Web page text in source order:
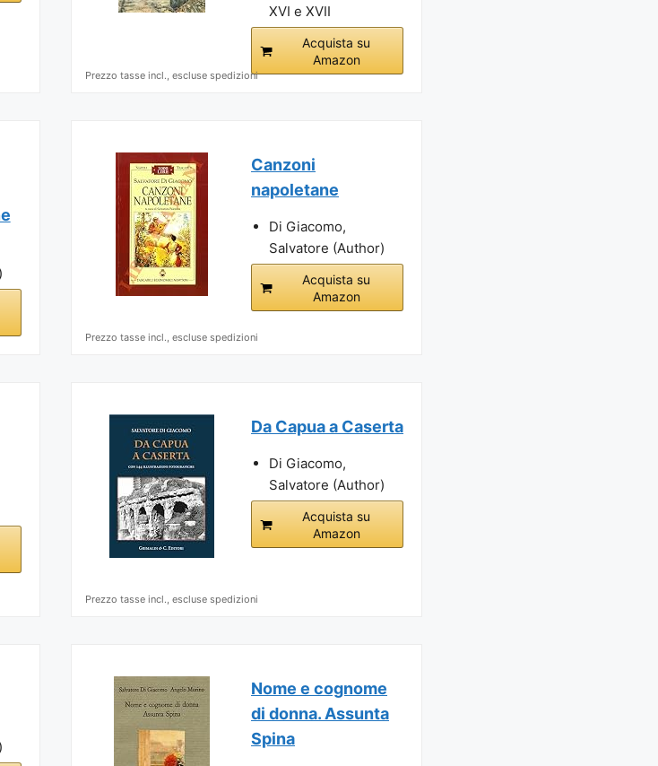
XVI e XVII
Acquista su
Amazon
Prezzo tasse incl., escluse spedizioni
Canzoni
napoletane
Di Giacomo,
Salvatore (Author)
Acquista su
Amazon
Prezzo tasse incl., escluse spedizioni
Da Capua a Caserta
Di Giacomo,
Salvatore (Author)
Acquista su
Amazon
Prezzo tasse incl., escluse spedizioni
Nome e cognome
di donna. Assunta
Spina